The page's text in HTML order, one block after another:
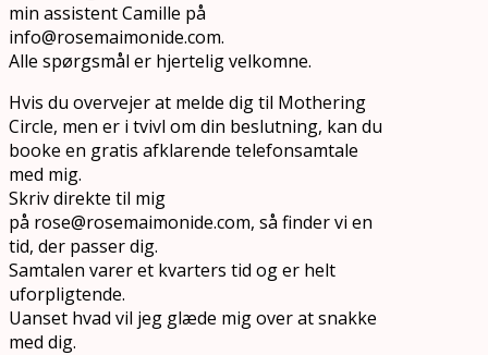
min assistent Camille på
info@rosemaimonide.com.
Alle spørgsmål er hjertelig velkomne.
Hvis du overvejer at melde dig til Mothering
Circle, men er i tvivl om din beslutning, kan du
booke en gratis afklarende telefonsamtale
med mig.
Skriv direkte til mig
på rose@rosemaimonide.com, så finder vi en
tid, der passer dig.
Samtalen varer et kvarters tid og er helt
uforpligtende.
Uanset hvad vil jeg glæde mig over at snakke
med dig.